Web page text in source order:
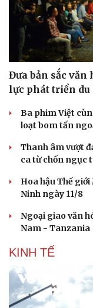
Di sản
Đưa bản sắc
lực phát triển
Ba phim Việt
loạt bom tấn
Thanh âm vượt
ca từ chốn ngục
Hoa hậu Thế
Ninh ngày 11/8
Ngoại giao văn
Nam - Tanzania
KINH TẾ